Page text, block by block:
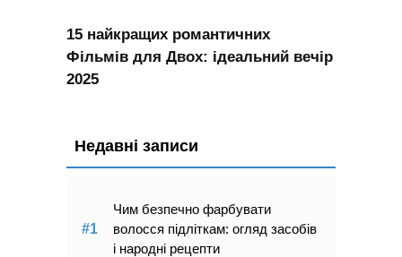
15 найкращих романтичних
Фільмів для Двох: ідеальний вечір
2025
Недавні записи
Чим безпечно фарбувати
волосся підліткам: огляд засобів
і народні рецепти